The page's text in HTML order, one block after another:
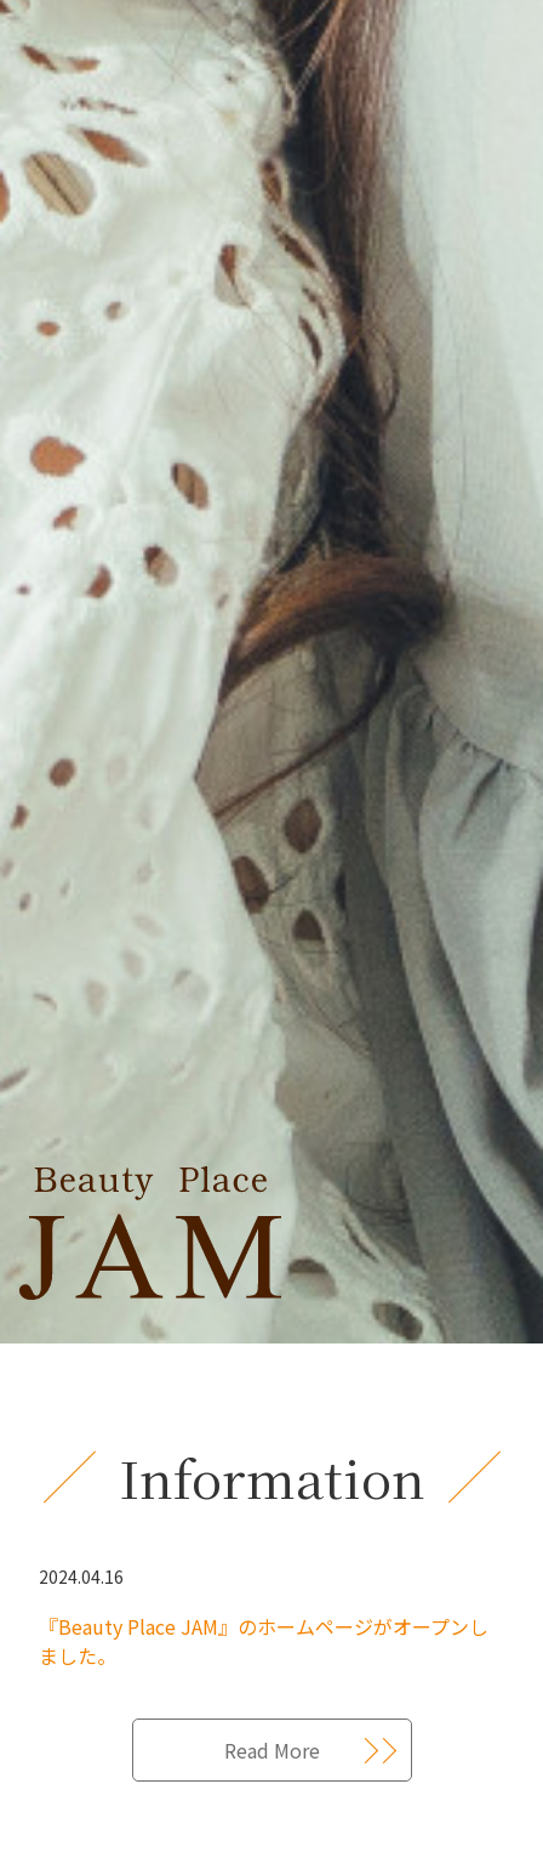
Information
2024.04.16
『Beauty Place JAM』のホームページがオープンし
ました。
Read More